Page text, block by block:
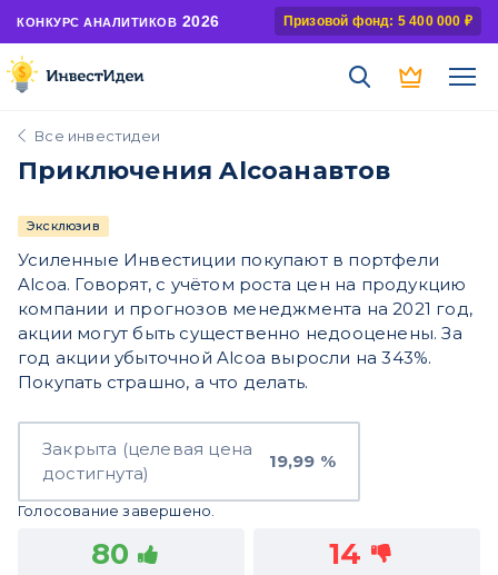
КОНКУРС АНАЛИТИКОВ 2026 Призовой фонд: 5 400 000 ₽
Все инвестидеи
Приключения Alcoaнавтов
Эксклюзив
Усиленные Инвестиции покупают в портфели
Alcoa. Говорят, с учётом роста цен на продукцию
компании и прогнозов менеджмента на 2021 год,
акции могут быть существенно недооценены. За
год акции убыточной Alcoa выросли на 343%.
Покупать страшно, а что делать.
Закрыта (целевая цена
достигнута)
19,99 %
Голосование завершено.
80 14